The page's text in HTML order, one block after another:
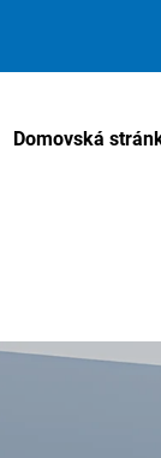
Domovská